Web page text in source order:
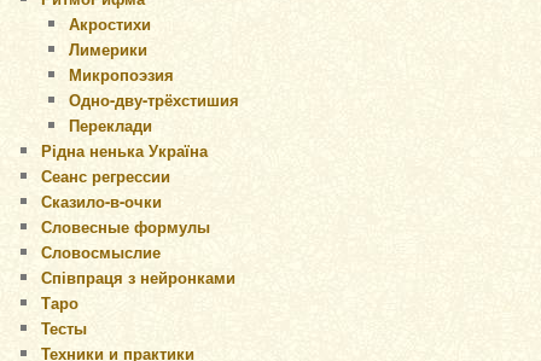
Акростихи
Лимерики
Микропоэзия
Одно-дву-трёхстишия
Переклади
Рідна ненька Україна
Сеанс регрессии
Сказило-в-очки
Словесные формулы
Словосмыслие
Співпраця з нейронками
Таро
Тесты
Техники и практики